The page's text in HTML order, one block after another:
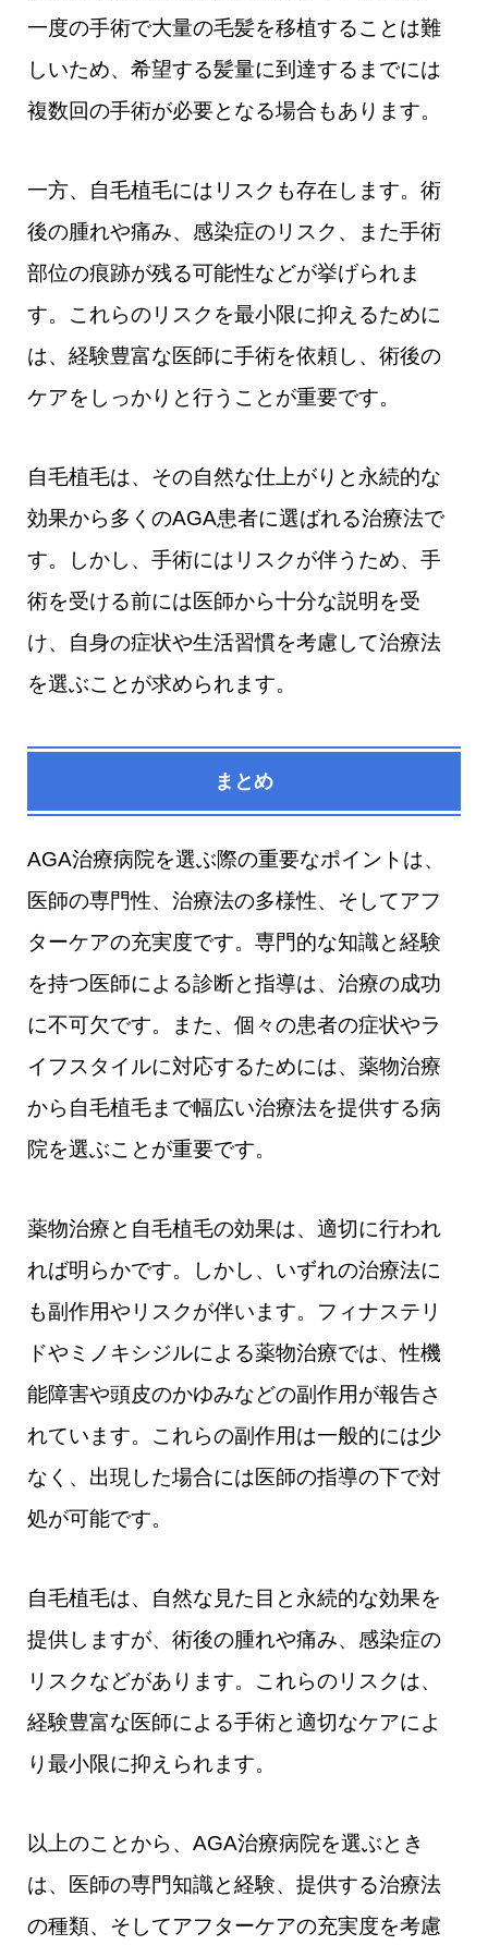
一度の手術で大量の毛髪を移植することは難
しいため、希望する髪量に到達するまでには
複数回の手術が必要となる場合もあります。
一方、自毛植毛にはリスクも存在します。術
後の腫れや痛み、感染症のリスク、また手術
部位の痕跡が残る可能性などが挙げられま
す。これらのリスクを最小限に抑えるために
は、経験豊富な医師に手術を依頼し、術後の
ケアをしっかりと行うことが重要です。
自毛植毛は、その自然な仕上がりと永続的な
効果から多くのAGA患者に選ばれる治療法で
す。しかし、手術にはリスクが伴うため、手
術を受ける前には医師から十分な説明を受
け、自身の症状や生活習慣を考慮して治療法
を選ぶことが求められます。
まとめ
AGA治療病院を選ぶ際の重要なポイントは、
医師の専門性、治療法の多様性、そしてアフ
ターケアの充実度です。専門的な知識と経験
を持つ医師による診断と指導は、治療の成功
に不可欠です。また、個々の患者の症状やラ
イフスタイルに対応するためには、薬物治療
から自毛植毛まで幅広い治療法を提供する病
院を選ぶことが重要です。
薬物治療と自毛植毛の効果は、適切に行われ
れば明らかです。しかし、いずれの治療法に
も副作用やリスクが伴います。フィナステリ
ドやミノキシジルによる薬物治療では、性機
能障害や頭皮のかゆみなどの副作用が報告さ
れています。これらの副作用は一般的には少
なく、出現した場合には医師の指導の下で対
処が可能です。
自毛植毛は、自然な見た目と永続的な効果を
提供しますが、術後の腫れや痛み、感染症の
リスクなどがあります。これらのリスクは、
経験豊富な医師による手術と適切なケアによ
り最小限に抑えられます。
以上のことから、AGA治療病院を選ぶとき
は、医師の専門知識と経験、提供する治療法
の種類、そしてアフターケアの充実度を考慮